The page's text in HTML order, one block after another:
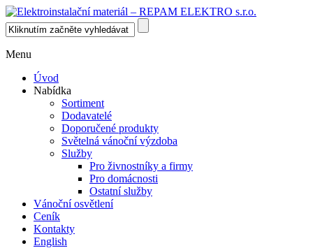
Menu
Úvod
Nabídka
Sortiment
Dodavatelé
Doporučené produkty
Světelná vánoční výzdoba
Služby
Pro živnostníky a firmy
Pro domácnosti
Ostatní služby
Vánoční osvětlení
Ceník
Kontakty
English